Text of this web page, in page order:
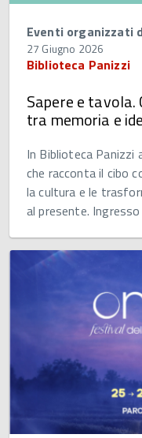
Eventi organizzati
27 Giugno 2026
Biblioteca Panizzi
Sapere e
tra memoria e
In Biblioteca Panizzi
che racconta il cibo
la cultura e le
al presente.